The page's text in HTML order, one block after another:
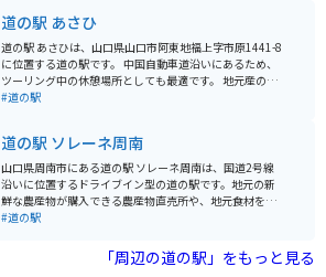
の駅には、地元の特産品を販売する直売所があります。
地元産の野菜や果物はもちろん、阿東地区でとれたジビ
エを使った加工品なども販売されています。 バイクで訪
れる場合、道の駅には広い駐車場が完備されているので
安心です。長門峡周辺は、ワインディングロードが続く
光を楽しむこともできます。
道の駅 あさひ
道の駅 あさひは、山口県山口市阿東地福上字市原1441-8
に位置する道の駅です。 中国自動車道沿いにあるため、
ツーリング中の休憩場所としても最適です。 地元産の新
鮮な野菜や果物が販売されている直売所が人気で、特に
訪れる際は、駐車場も広々としているので安心です。 周
辺には、秋吉台や秋芳洞といった観光スポットも点在し
ており、観光の拠点としても便利です。
#道の駅
道の駅 ソレーネ周南
山口県周南市にある道の駅 ソレーネ周南は、国道2号線
沿いに位置するドライブイン型の道の駅です。地元の新
鮮な農産物が購入できる農産物直売所や、地元食材を使
ったレストランが人気です。 レストランでは、周南市の
ジュースがおすすめです。また、地元産の新鮮な魚介類
を使った料理も楽しむことができます。 バイクで訪れる
#道の駅
「周辺の道の駅」をもっと見る